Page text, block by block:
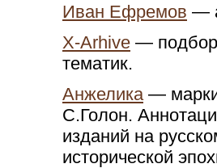
Иван Ефремов —
X-Arhive —
тематик.
Анжелика —
С.Голон.
изданий на
исторической